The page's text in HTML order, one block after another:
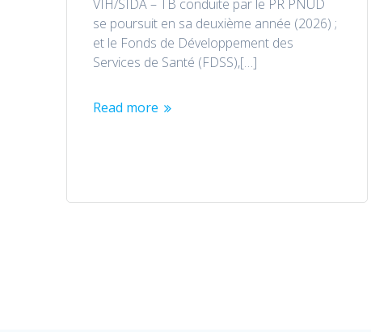
VIH/SIDA – TB conduite par le PR PNUD
se poursuit en sa deuxième année (2026) ;
et le Fonds de Développement des
Services de Santé (FDSS),[…]
Read more